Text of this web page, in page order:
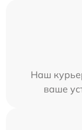
Наш
ваше